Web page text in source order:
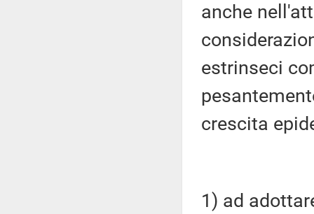
anche
estrinseci
crescita
1) ad